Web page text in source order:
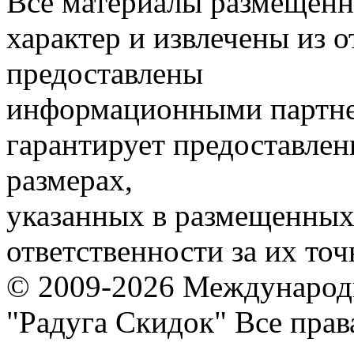
характер и извлечены из
предоставлены
информационными
гарантирует
размерах,
указанных в
ответственности за их
© 2009-2026
"Радуга Скидок" Все